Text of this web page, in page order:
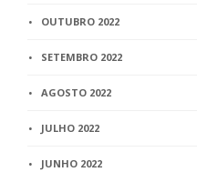
OUTUBRO 2022
SETEMBRO 2022
AGOSTO 2022
JULHO 2022
JUNHO 2022